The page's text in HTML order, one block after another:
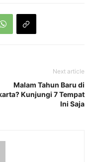
Next article
Malam Tahun Baru di
Kunjungi 7 Tempat
Ini Saja